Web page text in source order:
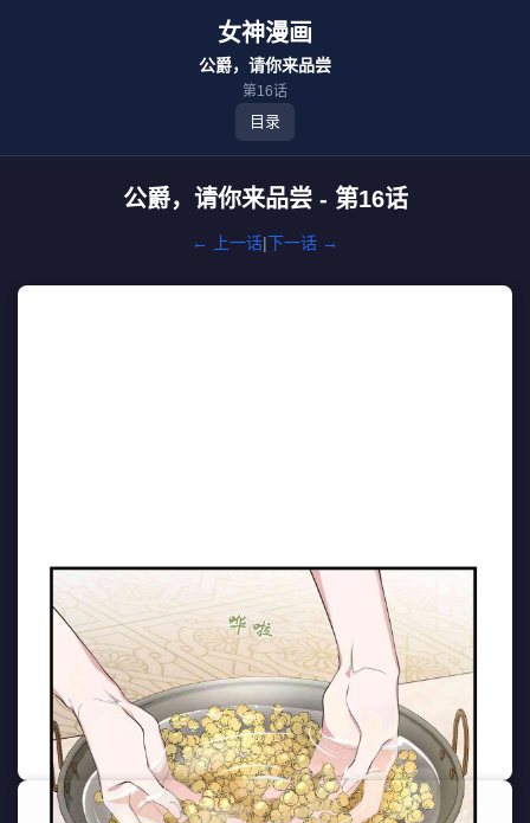
女神漫画
公爵，请你来品尝
第16话
目录
公爵，请你来品尝 - 第16话
← 上一话|下一话 →